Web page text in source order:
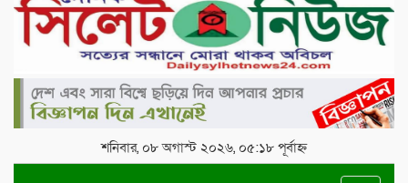
শনিবার, ০৮ অগাস্ট ২০২৬, ০৫:১৮ পূর্বাহ্ন